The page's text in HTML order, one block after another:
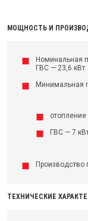
МОЩНОСТЬ И
Номинальная
ГВС — 23,6 кВт
Минимальная
ГВС — 7
ТЕХНИЧЕСКИЕ